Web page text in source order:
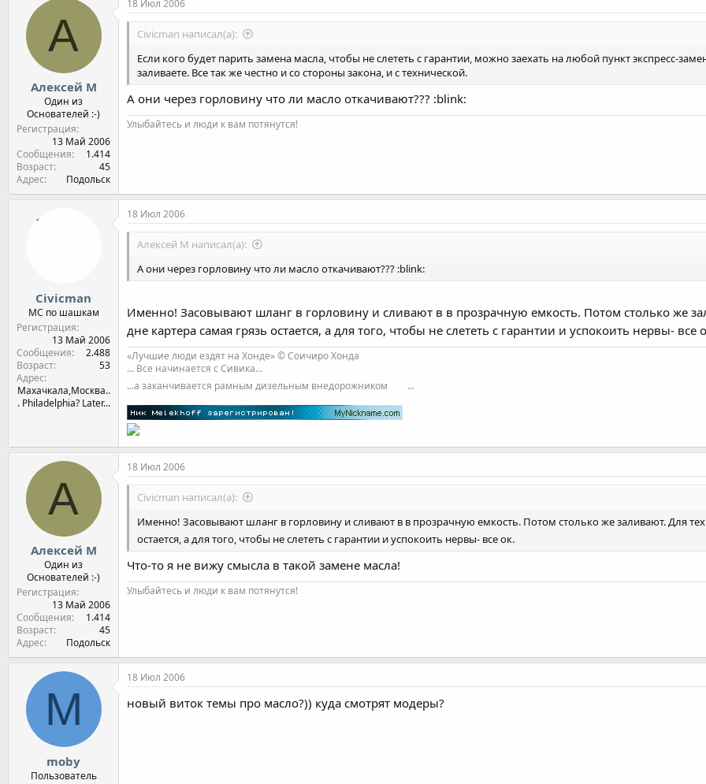
А
Алексей М
Один из
Основателей :-)
Регистрация
13 Май 2006
Сообщения
1.414
Возраст
45
Адрес
Подольск
18 Июл 2006
Civicman написал(а):
Если кого будет парить замена масла, чтобы не слететь с гарантии, можно заехать на любой пункт экспресс-
заливаете. Все так же честно и со стороны закона, и с технической.
А они через горловину что ли масло откачивают??? :blink:
Улыбайтесь и люди к вам потянутся!
Civicman
МС по шашкам
Регистрация
13 Май 2006
Сообщения
2.488
Возраст
53
Адрес
Махачкала,Москва..
. Philadelphia? Later...
18 Июл 2006
Алексей М написал(а):
А они через горловину что ли масло откачивают??? :blink:
Именно! Засовывают шланг в горловину и сливают в в прозрачную емкость. Потом столько же
дне картера самая грязь остается, а для того, чтобы не слететь с гарантии и успокоить нервы- все
«Лучшие люди ездят на Хонде» © Соичиро Хонда
... Все начинается с Сивика...
...а заканчивается рамным дизельным внедорожником
...
А
Алексей М
Один из
Основателей :-)
Регистрация
13 Май 2006
Сообщения
1.414
Возраст
45
Адрес
Подольск
18 Июл 2006
Civicman написал(а):
Именно! Засовывают шланг в горловину и сливают в в прозрачную емкость. Потом столько же заливают. Для
остается, а для того, чтобы не слететь с гарантии и успокоить нервы- все ок.
Что-то я не вижу смысла в такой замене масла!
Улыбайтесь и люди к вам потянутся!
M
moby
Пользователь
18 Июл 2006
новый виток темы про масло?)) куда смотрят модеры?